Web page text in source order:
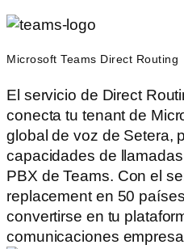
Microsoft Teams Direct Routing
El servicio de Direct
conecta tu tenant de
global de voz de Setera,
capacidades de
PBX de Teams. Con el
replacement en 50
convertirse en tu
comunicaciones